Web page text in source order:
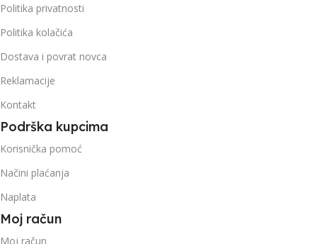
Politika privatnosti
Politika kolačića
Dostava i povrat novca
Reklamacije
Kontakt
Podrška kupcima
Korisnička pomoć
Načini plaćanja
Naplata
Moj račun
Moj račun